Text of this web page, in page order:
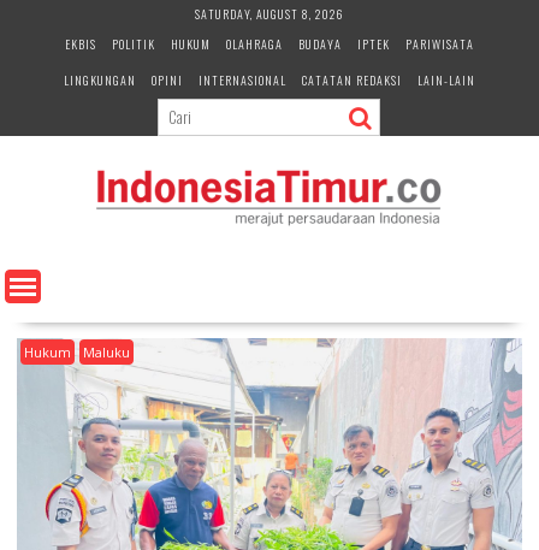
e
n
SATURDAY, AUGUST 8, 2026
EKBIS
POLITIK HUKUM OLAHRAGA BUDAYA IPTEK
PARIWISATA
LINGKUNGAN
OPINI INTERNASIONAL CATATAN REDAKSI LAIN-LAIN
Hukum Maluku